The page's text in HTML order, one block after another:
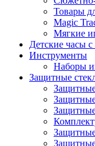
Товары
Magic
Мягкие
Детские часы с
Инструменты
Наборы
Защитные
Защитные
Защитные